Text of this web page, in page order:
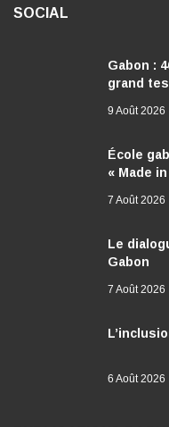
SOCIAL
Gabon :
grand
9 Août 2026
École
« Made
7 Août 2026
Le
Gabon
7 Août 2026
6 Août 2026